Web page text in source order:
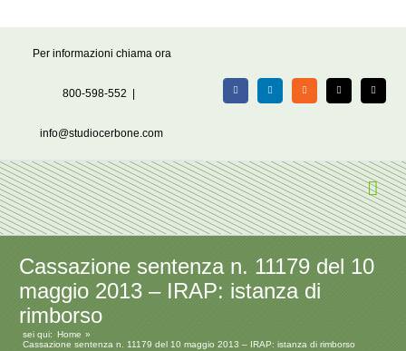
Per informazioni chiama ora
800-598-552
info@studiocerbone.com
FacebookLinkedIn Rss X Email
Cassazione sentenza n. 11179 del 10
maggio 2013 – IRAP: istanza di
rimborso
sei qui:
Home
Cassazione sentenza n. 11179 del 10 maggio 2013 – IRAP: istanza di rimborso